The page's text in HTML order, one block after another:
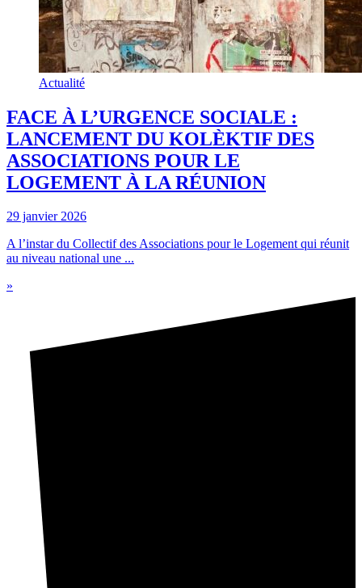
Actualité
FACE À L’URGENCE SOCIALE :
LANCEMENT DU KOLÈKTIF DES
ASSOCIATIONS POUR LE
LOGEMENT À LA RÉUNION
29 janvier 2026
A l’instar du Collectif des Associations pour le Logement qui réunit
au niveau national une ...
»